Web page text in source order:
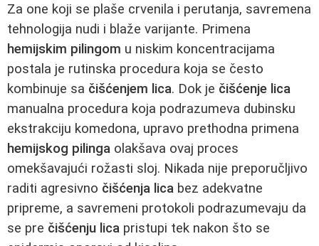
Za one koji se plaše crvenila i perutanja, savremena
tehnologija nudi i blaže varijante. Primena
hemijskim pilingom u niskim koncentracijama
postala je rutinska procedura koja se često
kombinuje sa čišćenjem lica. Dok je čišćenje lica
manualna procedura koja podrazumeva dubinsku
ekstrakciju komedona, upravo prethodna primena
hemijskog pilinga olakšava ovaj proces
omekšavajući rožasti sloj. Nikada nije preporučljivo
raditi agresivno čišćenja lica bez adekvatne
pripreme, a savremeni protokoli podrazumevaju da
se pre čišćenju lica pristupi tek nakon što se